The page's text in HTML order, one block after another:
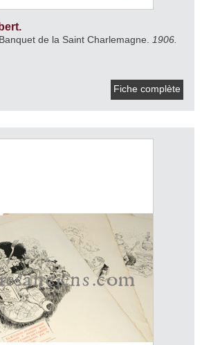
de la Saint Charlemagne. 1906.
Fiche complète